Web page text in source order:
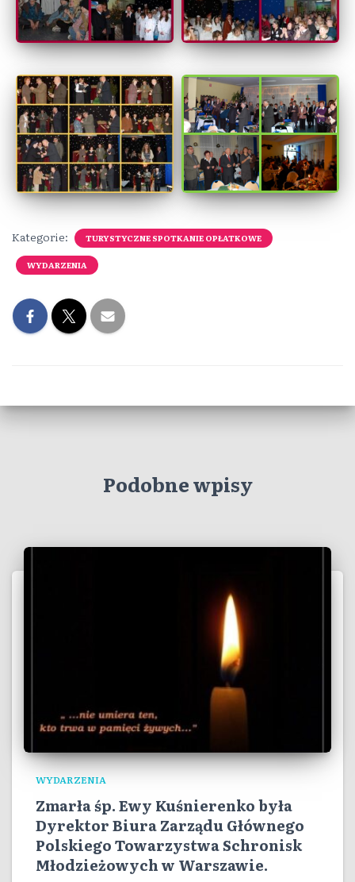
Kategorie: TURYSTYCZNE SPOTKANIE OPŁATKOWE
WYDARZENIA
Podobne wpisy
WYDARZENIA
Zmarła śp. Ewy Kuśnierenko była
Dyrektor Biura Zarządu Głównego
Polskiego Towarzystwa Schronisk
Młodzieżowych w Warszawie.